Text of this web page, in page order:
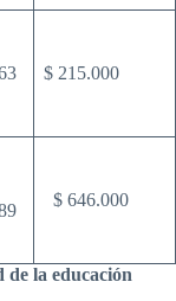
$ 215.000
$ 646.000
de la educación